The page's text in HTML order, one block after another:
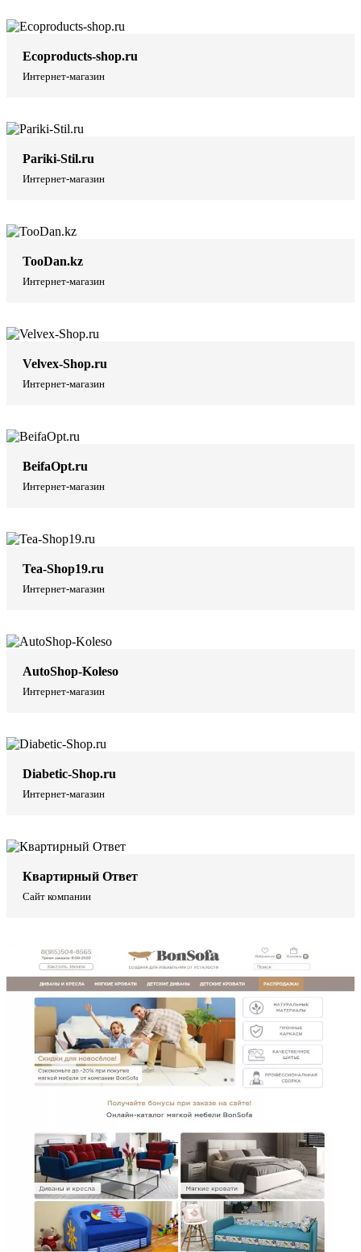
Ecoproducts-shop.ru
Интернет-магазин
Pariki-Stil.ru
Интернет-магазин
TooDan.kz
Интернет-магазин
Velvex-Shop.ru
Интернет-магазин
BeifaOpt.ru
Интернет-магазин
Tea-Shop19.ru
Интернет-магазин
AutoShop-Koleso
Интернет-магазин
Diabetic-Shop.ru
Интернет-магазин
Квартирный Ответ
Сайт компании